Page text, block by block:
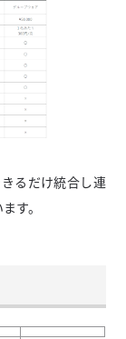
るだけ統合し連
す。